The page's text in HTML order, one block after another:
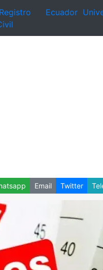
Registro
Ecuador
Email Twitter